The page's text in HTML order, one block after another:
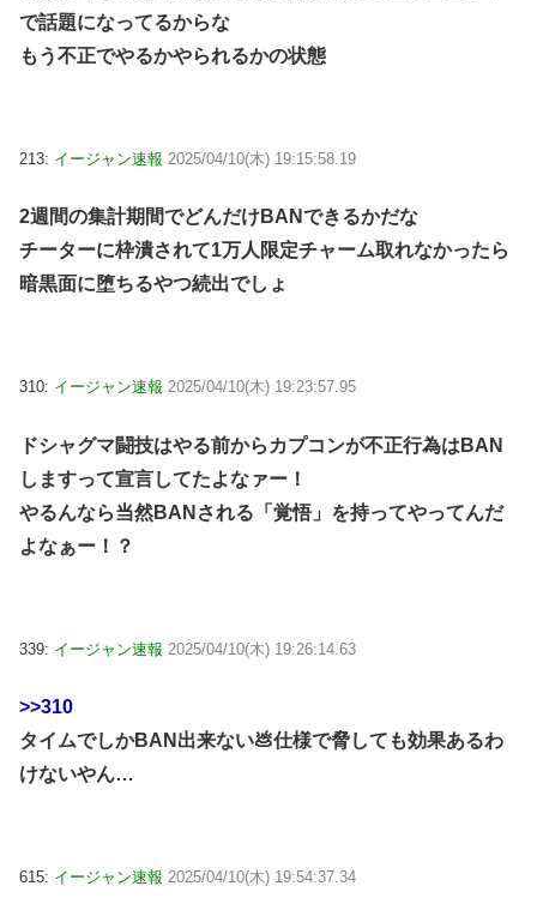
で話題になってるからな
もう不正でやるかやられるかの状態
213: イージャン速報 2025/04/10(木) 19:15:58.19
2週間の集計期間でどんだけBANできるかだな
チーターに枠潰されて1万人限定チャーム取れなかったら
暗黒面に堕ちるやつ続出でしょ
310: イージャン速報 2025/04/10(木) 19:23:57.95
ドシャグマ闘技はやる前からカプコンが不正行為はBAN
しますって宣言してたよなァー！
やるんなら当然BANされる「覚悟」を持ってやってんだ
よなぁー！？
339: イージャン速報 2025/04/10(木) 19:26:14.63
>>310
タイムでしかBAN出来ない💩仕様で脅しても効果あるわ
けないやん…
615: イージャン速報 2025/04/10(木) 19:54:37.34